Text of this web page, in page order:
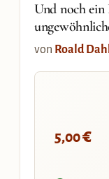
Und noch ein
von Roald
5,00€